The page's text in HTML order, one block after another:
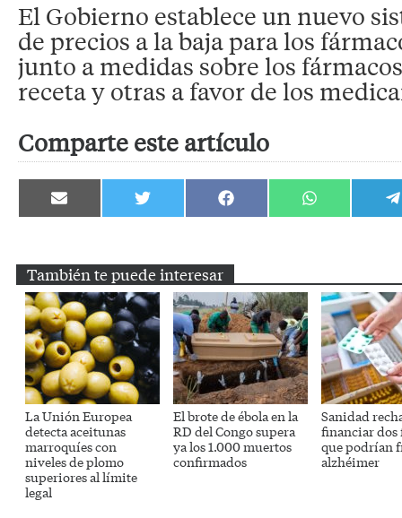
El Gobierno establece un nuevo
de precios a la baja para los
junto a medidas sobre los
receta y otras a favor de los
Comparte este artículo
Compartir
en
Compartir
en
Compartir
en
Compartir
en
También te puede interesar
La Unión Europea
detecta aceitunas
marroquíes con
niveles de plomo
superiores al límite
legal
El brote de ébola en la
RD del Congo supera
ya los 1.000 muertos
confirmados
Sanidad
financiar dos
que podrían
alzhéimer